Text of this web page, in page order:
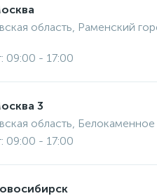
область, Раменский
09:00 - 17:00
3
область,
09:00 - 17:00